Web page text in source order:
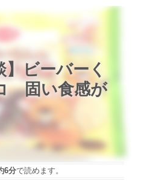
】ビーバーく
固い食感が
6分で読めます。